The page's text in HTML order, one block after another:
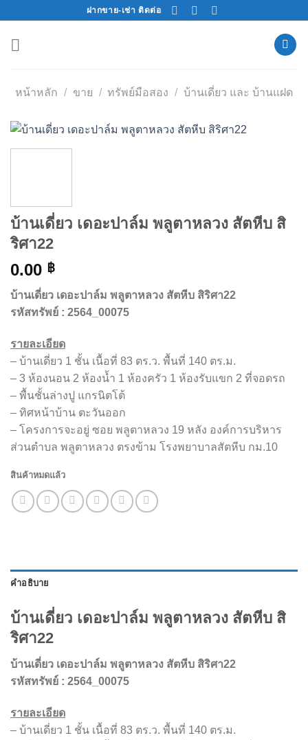
content
ฝากขาย-เช่า ติดต่อ
หน้าหลัก / ขาย / ทรัพย์มือสอง / บ้านเดี่ยว และ บ้านแฝด
บ้านเดี่ยว เดอะปาล์ม พลูตาหลวง สัตหีบ สิ
ริศา22
0.00 ฿
บ้านเดี่ยว เดอะปาล์ม พลูตาหลวง สัตหีบ สิริศา22
รหัสทรัพย์ : 2564_00075
รายละเอียด
– บ้านเดี่ยว 1 ชั้น เนื้อที่ 83 ตร.ว. พื้นที่ 140 ตร.ม.
– 3 ห้องนอน 2 ห้องน้ำ 1 ห้องครัว 1 ห้องรับแขก 2 ที่จอดรถ
– พื้นชั้นล่างปู แกรนิตโต้
– ทิศหน้าบ้าน ตะวันออก
– โครงการจะอยู่ ซอย พลูตาหลวง 19 หลัง องค์การบริหาร
ส่วนตำบล พลูตาหลวง ตรงข้าม โรงพยาบาลสัตหีบ กม.10
สินค้าหมดแล้ว
คำอธิบาย
บ้านเดี่ยว เดอะปาล์ม พลูตาหลวง สัตหีบ สิ
ริศา22
บ้านเดี่ยว เดอะปาล์ม พลูตาหลวง สัตหีบ สิริศา22
รหัสทรัพย์ : 2564_00075
รายละเอียด
– บ้านเดี่ยว 1 ชั้น เนื้อที่ 83 ตร.ว. พื้นที่ 140 ตร.ม.